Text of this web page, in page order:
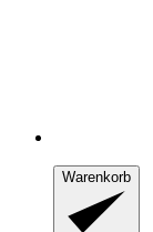
Warenkorb